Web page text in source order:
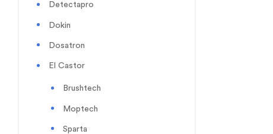
Detectapro
Dokin
Dosatron
El Castor
Brushtech
Moptech
Sparta